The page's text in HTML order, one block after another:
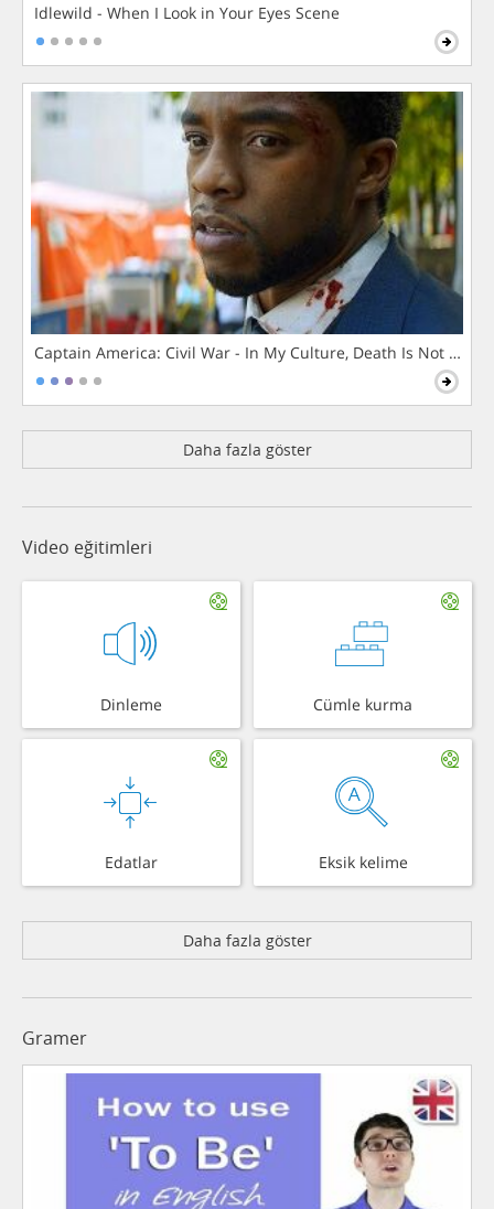
Idlewild - When I Look in Your Eyes Scene
Captain America: Civil War - In My Culture, Death Is Not The
Daha fazla göster
Video eğitimleri
Dinleme Cümle kurma
Edatlar Eksik kelime
Daha fazla göster
Gramer